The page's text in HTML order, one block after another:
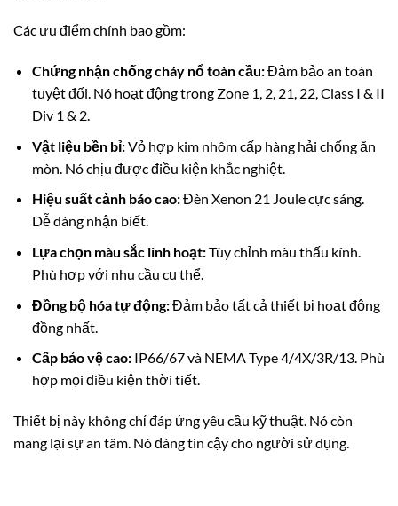
Các ưu điểm chính bao gồm:
Chứng nhận chống cháy nổ toàn cầu:Đảm bảo an toàn
tuyệt đối. Nó hoạt động trong Zone 1, 2, 21, 22, Class I & II
Div 1 & 2.
Vật liệu bền bỉ:Vỏ hợp kim nhôm cấp hàng hải chống ăn
mòn. Nó chịu được điều kiện khắc nghiệt.
Hiệu suất cảnh báo cao:Đèn Xenon 21 Joule cực sáng.
Dễ dàng nhận biết.
Lựa chọn màu sắc linh hoạt:Tùy chỉnh màu thấu kính.
Phù hợp với nhu cầu cụ thể.
Đồng bộ hóa tự động:Đảm bảo tất cả thiết bị hoạt động
đồng nhất.
Cấp bảo vệ cao:IP66/67 và NEMA Type 4/4X/3R/13. Phù
hợp mọi điều kiện thời tiết.
Thiết bị này không chỉ đáp ứng yêu cầu kỹ thuật. Nó còn
mang lại sự an tâm. Nó đáng tin cậy cho người sử dụng.